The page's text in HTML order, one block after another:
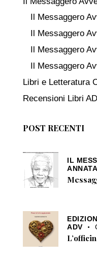
Il Messaggero
Il Messaggero
Il Messaggero
Il Messaggero
Libri e Letteratura
Recensioni Libri
POST RECENTI
IL
ADV